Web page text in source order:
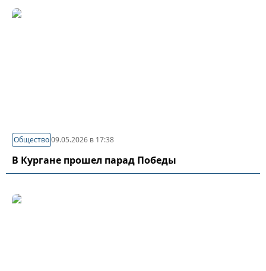
Общество09.05.2026 в 17:38
В Кургане прошел парад Победы